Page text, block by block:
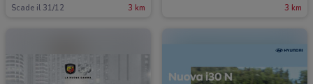
Scade il 31/12 3 km 3 km